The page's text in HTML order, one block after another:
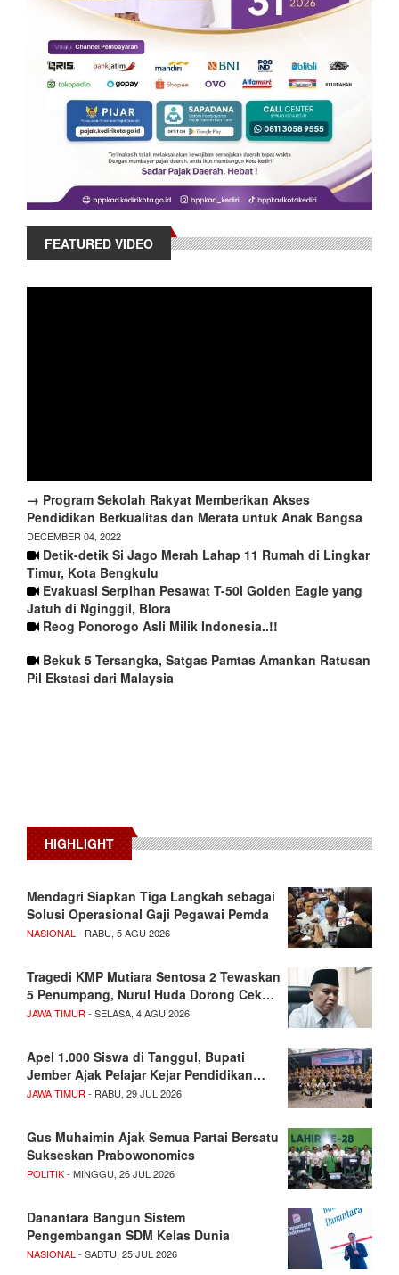
FEATURED VIDEO
→ Program Sekolah Rakyat Memberikan Akses
Pendidikan Berkualitas dan Merata untuk Anak Bangsa
DECEMBER 04, 2022
Detik-detik Si Jago Merah Lahap 11 Rumah di Lingkar
Timur, Kota Bengkulu
Evakuasi Serpihan Pesawat T-50i Golden Eagle yang
Jatuh di Nginggil, Blora
Reog Ponorogo Asli Milik Indonesia..!!
Bekuk 5 Tersangka, Satgas Pamtas Amankan Ratusan
Pil Ekstasi dari Malaysia
HIGHLIGHT
Mendagri Siapkan Tiga Langkah sebagai
Solusi Operasional Gaji Pegawai Pemda
NASIONAL - RABU, 5 AGU 2026
Tragedi KMP Mutiara Sentosa 2 Tewaskan
5 Penumpang, Nurul Huda Dorong Cek…
JAWA TIMUR - SELASA, 4 AGU 2026
Apel 1.000 Siswa di Tanggul, Bupati
Jember Ajak Pelajar Kejar Pendidikan…
JAWA TIMUR - RABU, 29 JUL 2026
Gus Muhaimin Ajak Semua Partai Bersatu
Sukseskan Prabowonomics
POLITIK- MINGGU, 26 JUL 2026
Danantara Bangun Sistem
Pengembangan SDM Kelas Dunia
NASIONAL - SABTU, 25 JUL 2026